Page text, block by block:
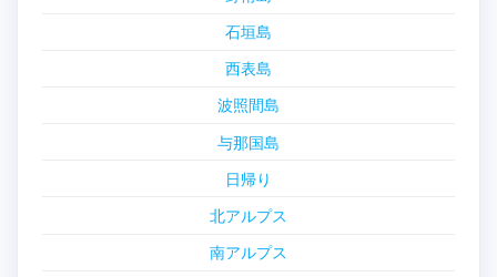
石垣島
西表島
波照間島
与那国島
日帰り
北アルプス
南アルプス